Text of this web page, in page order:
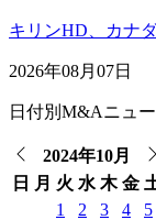
キリンHD、カナ
2026年08月07日
日付別M&Aニュ
2024年10月
日
月 火 水 木 金
1
2 3 4
5